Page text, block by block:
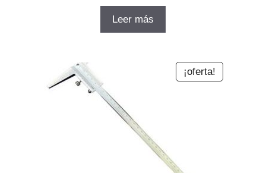
original
Leer más
¡oferta!